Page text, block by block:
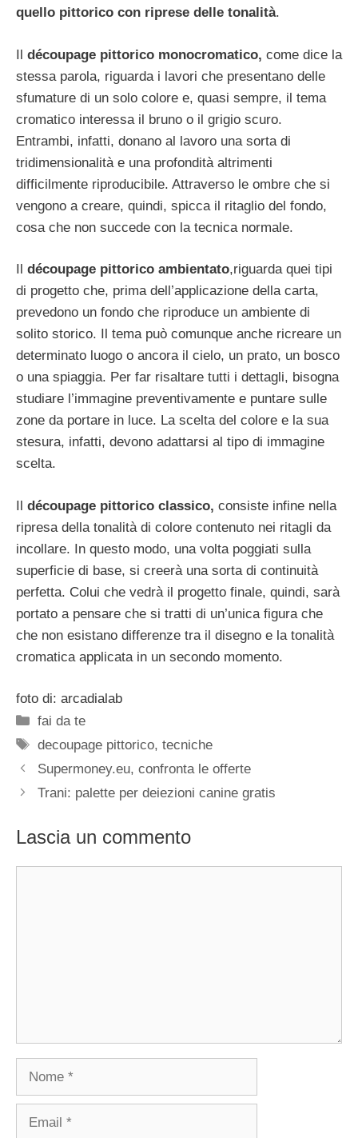
quello pittorico con riprese delle tonalità.
Il découpage pittorico monocromatico, come dice la
stessa parola, riguarda i lavori che presentano delle
sfumature di un solo colore e, quasi sempre, il tema
cromatico interessa il bruno o il grigio scuro.
Entrambi, infatti, donano al lavoro una sorta di
tridimensionalità e una profondità altrimenti
difficilmente riproducibile. Attraverso le ombre che si
vengono a creare, quindi, spicca il ritaglio del fondo,
cosa che non succede con la tecnica normale.
découpage pittorico ambientato,riguarda quei tipi
di progetto che, prima dell’applicazione della carta,
prevedono un fondo che riproduce un ambiente di
solito storico. Il tema può comunque anche ricreare un
determinato luogo o ancora il cielo, un prato, un bosco
o una spiaggia. Per far risaltare tutti i dettagli, bisogna
studiare l’immagine preventivamente e puntare sulle
zone da portare in luce. La scelta del colore e la sua
stesura, infatti, devono adattarsi al tipo di immagine
scelta.
Il découpage pittorico classico, consiste infine nella
ripresa della tonalità di colore contenuto nei ritagli da
incollare. In questo modo, una volta poggiati sulla
superficie di base, si creerà una sorta di continuità
perfetta. Colui che vedrà il progetto finale, quindi, sarà
portato a pensare che si tratti di un’unica figura che
che non esistano differenze tra il disegno e la tonalità
cromatica applicata in un secondo momento.
foto di: arcadialab
Categorie
fai da te
Tag
decoupage pittorico,tecniche
Supermoney.eu, confronta le offerte
Trani: palette per deiezioni canine gratis
Lascia un commento